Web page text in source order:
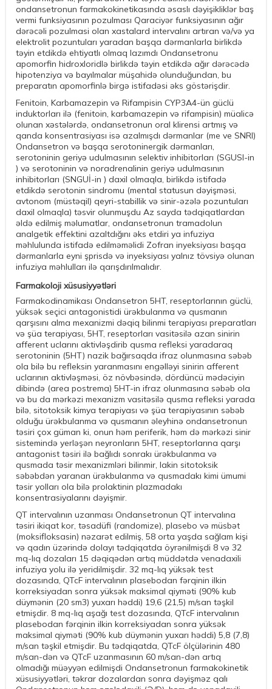
ondansetronun farmakokinetikasında əsaslı dəyişikliklər baş
vermi funksiyasının pozulması Qaraciyər funksiyasının ağır
dərəcəli pozulmasi olan xastalard intervalını artıran və/və ya
elektrolit pozuntuları yaradan başqa dərmanlarla birlikdə
təyin etdikdə ehtiyatlı olmaq lazımdı Ondansetronu
apomorfin hidroxloridlə birlikdə təyin etdikdə ağır dərəcədə
hipotenziya və bayılmalar müşahidə olunduğundan, bu
preparatın apomorfinlə birgə istifadəsi əks göstərişdir.
Fenitoin, Karbamazepin və Rifampisin CYP3A4-ün güclü
induktorları ilə (fenitoin, karbamazepin və rifampisin) müalicə
olunan xəstələrdə, ondansetronun oral klirensi artmış və
qanda konsentrasiyası isə azalmışdı dərmanlar (me ve SNRI)
Ondansetron və başqa serotoninergik dərmanları,
serotoninin geriyə udulmasının selektiv inhibitorları (SGUSI-in
) və serotoninin və noradrenalinin geriyə udulmasının
inhibitorları (SNGUİ-in ) daxil olmaqla, birlikdə istifadə
etdikdə serotonin sindromu (mental statusun dəyişməsi,
avtonom (müstəqil) qeyri-stabillik və sinir-əzələ pozuntuları
daxil olmaqla) təsvir olunmuşdu Az sayda tədqiqatlardan
əldə edilmiş məlumatlar, ondansetronun tramadolun
analgetik effektini azaltdığını əks etdiri ya infuziya
məhlulunda istifadə edilməməlidi Zofran inyeksiyası başqa
dərmanlarla eyni şprisdə və inyeksiyası yalnız tövsiyə olunan
infuziya məhlulları ilə qarışdırılmalıdır.
Farmakoloji xüsusiyyətləri
Farmakodinamikası Ondansetron 5HT, reseptorlarının güclü,
yüksək seçici antagonistidi ürəkbulanma və qusmanın
qarşısını alma mexanizmi dəqiq bilinmi terapiyası preparatları
və şüa terapiyası, 5HT, reseptorları vasitəsilə azan sinirin
afferent uclarını aktivləşdirib qusma refleksi yaradaraq
serotoninin (5HT) nazik bağırsaqda ifraz olunmasına səbəb
ola bilə bu refleksin yaranmasını engəlləyi sinirin afferent
uclarının aktivləşməsi, öz növbəsində, dördüncü mədəciyin
dibində (area postrema) 5HT-in ifraz olunmasına səbəb ola
və bu da mərkəzi mexanizm vasitəsilə qusma refleksi yarada
bilə, sitotoksik kimya terapiyası və şüa terapiyasının səbəb
olduğu ürəkbulanma və qusmanın əleyhinə ondansetronun
təsiri çox güman ki, onun həm periferik, həm də mərkəzi sinir
sistemində yerləşən neyronların 5HT, reseptorlarına qarşı
antagonist təsiri ilə bağlıdı sonrakı ürəkbulanma və
qusmada təsir mexanizmləri bilinmir, lakin sitotoksik
səbəbdən yaranan ürəkbulanma və qusmadakı kimi ümumi
təsir yolları ola bilə prolaktinin plazmadakı
konsentrasiyalarını dəyişmir.
QT intervalının uzanması Ondansetronun QT intervalına
təsiri ikiqat kor, təsadüfi (randomize), plasebo və müsbət
(moksifloksasin) nəzarət edilmiş, 58 orta yaşda sağlam kişi
və qadın üzərində dolayı tədqiqatda öyrənilmişdi 8 və 32
mq-lıq dozaları 15 dəqiqədən artıq müddətdə venadaxili
infuziya yolu ilə yeridilmişdir. 32 mq-lıq yüksək test
dozasında, QTcF intervalının plasebodan fərqinin ilkin
korreksiyadan sonra yüksək maksimal qiyməti (90% kub
düymənin (20 sm3) yuxarı həddi) 19,6 (21,5) m/san təşkil
etmişdir. 8 mq-lıq aşağı test dozasında, QTcF intervalının
plasebodan fərqinin ilkin korreksiyadan sonra yüksək
maksimal qiyməti (90% kub düymənin yuxarı həddi) 5,8 (7,8)
m/san təşkil etmişdir. Bu tədqiqatda, QTcF ölçülərinin 480
m/san-dən və QTcF uzanmasının 60 m/san-dən artıq
olmadığı müəyyən edilmişdi Ondansetronun farmakokinetik
xüsusiyyətləri, təkrar dozalardan sonra dəyişməz qalı